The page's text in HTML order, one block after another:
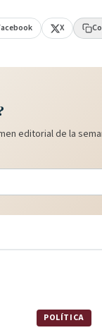
X
editorial de la
POLÍTICA